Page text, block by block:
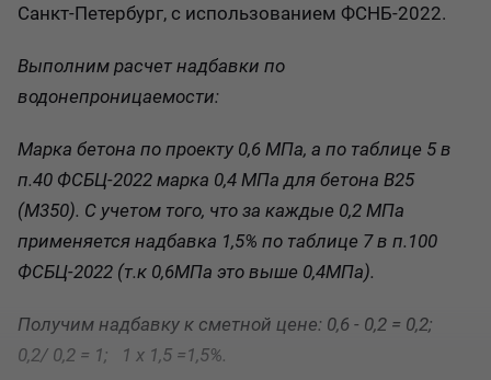
Санкт-Петербург, с использованием ФСНБ-2022.
Выполним расчет надбавки по
водонепроницаемости:
Марка бетона по проекту 0,6 МПа, а по таблице 5 в
п.40 ФСБЦ-2022 марка 0,4 МПа для бетона В25
(М350). С учетом того, что за каждые 0,2 МПа
применяется надбавка 1,5% по таблице 7 в п.100
ФСБЦ-2022 (т.к 0,6МПа это выше 0,4МПа).
Получим надбавку к сметной цене: 0,6 - 0,2 = 0,2;
0,2/ 0,2 = 1; 1 х 1,5 =1,5%.